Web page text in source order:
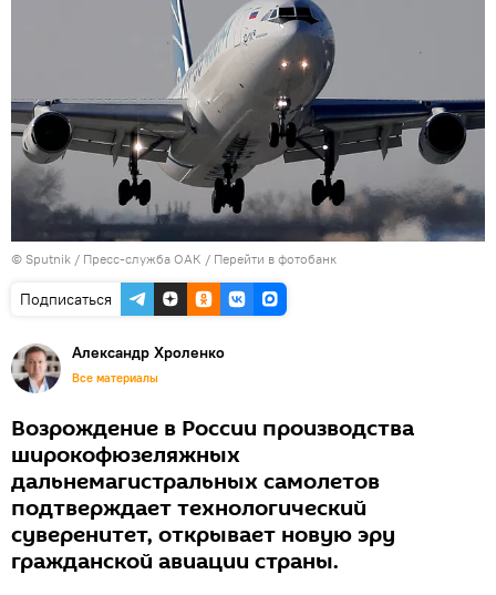
© Sputnik / Пресс-служба ОАК / Перейти в фотобанк
Подписаться
Александр Хроленко
Все материалы
Возрождение в России производства
широкофюзеляжных
дальнемагистральных самолетов
подтверждает технологический
суверенитет, открывает новую эру
гражданской авиации страны.